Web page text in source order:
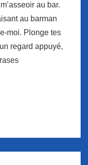
au bar.
au barman
moi. Plonge tes
regard appuyé,